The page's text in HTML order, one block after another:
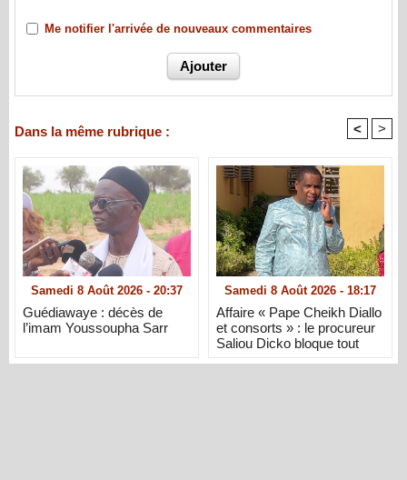
Me notifier l'arrivée de nouveaux commentaires
Dans la même rubrique : < >
Samedi 8 Août 2026 - 20:37
Guédiawaye : décès de
l’imam Youssoupha Sarr
Samedi 8 Août 2026 - 18:17
Affaire « Pape Cheikh Diallo
et consorts » : le procureur
Saliou Dicko bloque tout